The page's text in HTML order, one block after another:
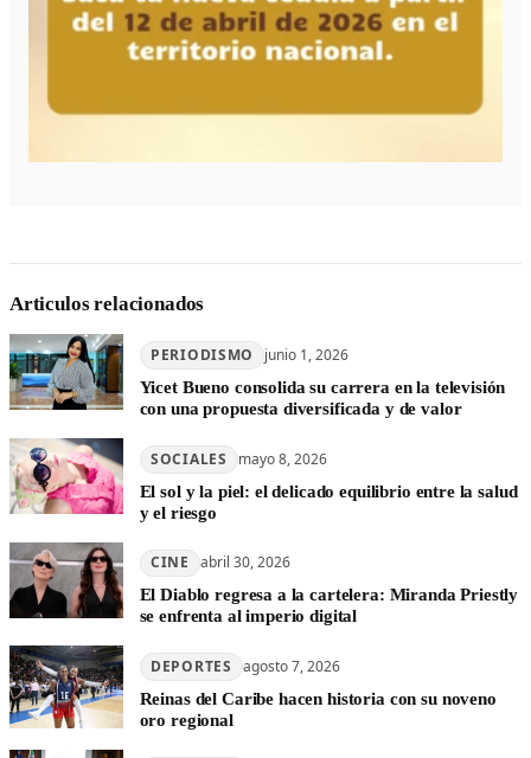
Articulos relacionados
PERIODISMO junio 1, 2026
Yicet Bueno consolida su carrera en la televisión
con una propuesta diversificada y de valor
SOCIALES mayo 8, 2026
El sol y la piel: el delicado equilibrio entre la salud
y el riesgo
CINE abril 30, 2026
El Diablo regresa a la cartelera: Miranda Priestly
se enfrenta al imperio digital
DEPORTES agosto 7, 2026
Reinas del Caribe hacen historia con su noveno
oro regional